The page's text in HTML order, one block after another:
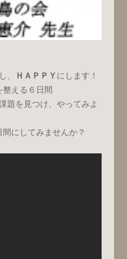
、 ＨＡＰＰＹにします！
整える６日間
題を見つけ、やってみよ
にしてみませんか？